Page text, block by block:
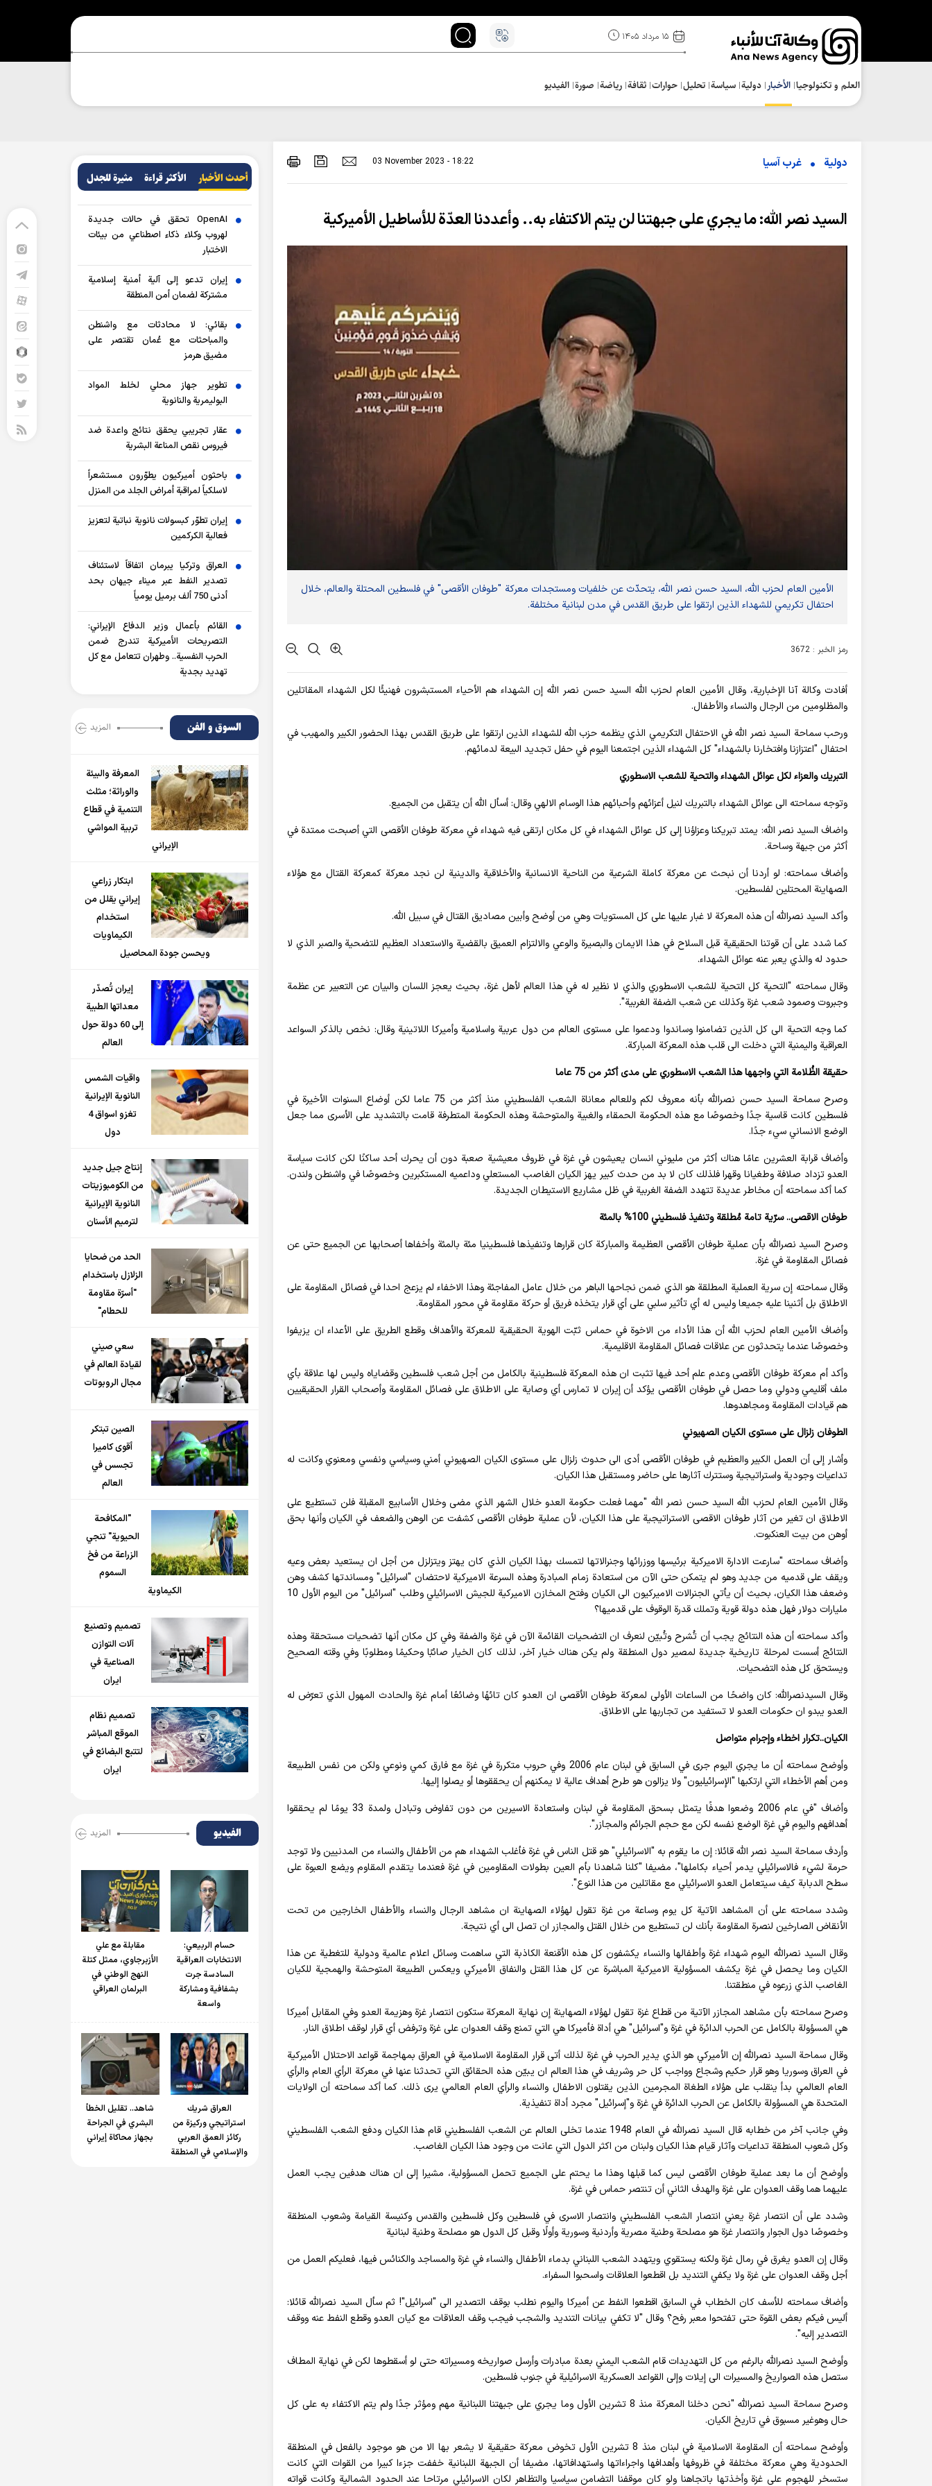
۱۵ مرداد ۱۴۰۵
العلم و تکنولوجیا الأخبار دولية سياسة تحلیل حوارات ثقافة رياضة صورة الفيديو
دولية غرب آسیا 03 November 2023 - 18:22
السيد نصر الله: ما يجري على جبهتنا لن يتم الاكتفاء به.. وأعددنا العدّة للأساطيل الأميركية
الأمين العام لحزب الله، السيد حسن نصر الله، يتحدّث عن خلفيات ومستجدات معركة "طوفان الأقصى" في فلسطين المحتلة والعالم، خلال
احتفال تكريمي للشهداء الذين ارتقوا على طريق القدس في مدن لبنانية مختلفة.
رمز الخبر : 3672
أفادت وکالة آنا الإخباریة، وقال الأمين العام لحزب الله السيد حسن نصر الله إن الشهداء هم الأحياء المستبشرون فهنيئًا لكل الشهداء المقاتلين
والمظلومين من الرجال والنساء والأطفال.
ورحب سماحة السيد نصر الله في الاحتفال التكريمي الذي ينظمه حزب الله للشهداء الذين ارتقوا على طريق القدس بهذا الحضور الكبير والمهيب في
احتفال "اعتزازنا وافتخارنا بالشهداء" كل الشهداء الذين اجتمعنا اليوم في حفل تجديد البيعة لدمائهم.
التبريك والعزاء لكل عوائل الشهداء والتحية للشعب الاسطوري
وتوجه سماحته الى عوائل الشهداء بالتبريك لنيل أعزائهم وأحبائهم هذا الوسام الالهي وقال: أسأل الله أن يتقبل من الجميع.
واضاف السيد نصر الله: يمتد تبريكنا وعزاؤنا إلى كل عوائل الشهداء في كل مكان ارتقى فيه شهداء في معركة طوفان الأقصى التي أصبحت ممتدة في
أكثر من جبهة وساحة.
وأضاف سماحته: لو أردنا أن نبحث عن معركة كاملة الشرعية من الناحية الانسانية والأخلاقية والدينية لن نجد معركة كمعركة القتال مع هؤلاء
الصهاينة المحتلين لفلسطين.
وأكد السيد نصرالله أن هذه المعركة لا غبار عليها على كل المستويات وهي من أوضح وأبين مصاديق القتال في سبيل الله.
كما شدد على أن قوتنا الحقيقية قبل السلاح في هذا الايمان والبصيرة والوعي والالتزام العميق بالقضية والاستعداد العظيم للتضحية والصبر الذي لا
حدود له والذي يعبر عنه عوائل الشهداء.
وقال سماحته "التحية كل التحية للشعب الاسطوري والذي لا نظير له في هذا العالم لأهل غزة، بحيث يعجز اللسان والبيان عن التعبير عن عظمة
وجبروت وصمود شعب غزة وكذلك عن شعب الضفة الغربية".
كما وجه التحية الى كل الذين تضامنوا وساندوا ودعموا على مستوى العالم من دول عربية واسلامية وأميركا اللاتينية وقال: نخص بالذكر السواعد
العراقية واليمنية التي دخلت الى قلب هذه المعركة المباركة.
حقيقة الظُلامة التي واجهها هذا الشعب الاسطوري على مدى أكثر من 75 عاما
وصرح سماحة السيد حسن نصرالله بأنه معروف لكم وللعالم معاناة الشعب الفلسطيني منذ أكثر من 75 عاما لكن أوضاع السنوات الأخيرة في
فلسطين كانت قاسية جدًا وخصوصًا مع هذه الحكومة الحمقاء والغبية والمتوحشة وهذه الحكومة المتطرفة قامت بالتشديد على الأسرى مما جعل
الوضع الانساني سيء جدًا.
وأضاف قرابة العشرين عامًا هناك أكثر من مليوني انسان يعيشون في غزة في ظروف معيشية صعبة دون أن يحرك أحد ساكنًا لكن كانت سياسة
العدو تزداد صلافة وطغيانا وقهرا فلذلك كان لا بد من حدث كبير يهز الكيان الغاصب المستعلي وداعميه المستكبرين وخصوصًا في واشنطن ولندن.
كما أكد سماحته أن مخاطر عديدة تتهدد الضفة الغربية في ظل مشاريع الاستيطان الجديدة.
طوفان الاقصى.. سرّية تامة مُطلقة وتنفيذ فلسطيني 100% بالمئة
وصرح السيد نصرالله بأن عملية طوفان الأقصى العظيمة والمباركة كان قرارها وتنفيذها فلسطينيا مئة بالمئة وأخفاها أصحابها عن الجميع حتى عن
فصائل المقاومة في غزة.
وقال سماحته إن سرية العملية المطلقة هو الذي ضمن نجاحها الباهر من خلال عامل المفاجئة وهذا الاخفاء لم يزعج احدا في فصائل المقاومة على
الاطلاق بل أثنينا عليه جميعا وليس له أي تأثير سلبي على أي قرار يتخذه فريق أو حركة مقاومة في محور المقاومة.
وأضاف الأمين العام لحزب الله أن هذا الأداء من الاخوة في حماس ثبّت الهوية الحقيقية للمعركة والأهداف وقطع الطريق على الأعداء ان يزيفوا
وخصوصًا عندما يتحدثون عن علاقات فصائل المقاومة الاقليمية.
وأكد أم معركة طوفان الأقصى وعدم علم أحد فيها تثبت ان هذه المعركة فلسطينية بالكامل من أجل شعب فلسطين وقضاياه وليس لها علاقة بأي
ملف أقليمي ودولي وما حصل في طوفان الأقصى يؤكد أن إيران لا تمارس أي وصاية على الاطلاق على فصائل المقاومة وأصحاب القرار الحقيقيين
هم قيادات المقاومة ومجاهدوها.
الطوفان زلزال على مستوى الكيان الصهيوني
وأشار إلى أن العمل الكبير والعظيم في طوفان الأقصى أدى الى حدوث زلزال على مستوى الكيان الصهيوني أمني وسياسي ونفسي ومعنوي وكانت له
تداعيات وجودية واستراتيجية وستترك آثارها على حاضر ومستقبل هذا الكيان.
وقال الأمين العام لحزب الله السيد حسن نصر الله "مهما فعلت حكومة العدو خلال الشهر الذي مضى وخلال الأسابيع المقبلة فلن تستطيع على
الاطلاق ان تغير من آثار طوفان الاقصى الاستراتيجية على هذا الكيان، لأن عملية طوفان الأقصى كشفت عن الوهن والضعف في الكيان وأنها بحق
أوهن من بيت العنكبوت.
وأضاف سماحته "سارعت الادارة الاميركية برئيسها ووزرائها وجنرالاتها لتمسك بهذا الكيان الذي كان يهتز ويتزلزل من أجل ان يستعيد بعض وعيه
ويقف على قدميه من جديد وهو لم يتمكن حتى الآن من استعادة زمام المبادرة وهذه السرعة الاميركية لاحتضان "اسرائيل" ومساندتها كشف وهن
وضعف هذا الكيان، بحيث أن يأتي الجنرالات الاميركيون الى الكيان وفتح المخازن الاميركية للجيش الاسرائيلي وطلب "اسرائيل" من اليوم الأول 10
مليارات دولار فهل هذه دولة قوية وتملك قدرة الوقوف على قدميها؟
وأكد سماحته أن هذه النتائج يجب أن تُشرح وتُبيّن لنعرف ان التضحيات القائمة الآن في غزة والضفة وفي كل مكان أنها تضحيات مستحقة وهذه
النتائج أسست لمرحلة تاريخية جديدة لمصير دول المنطقة ولم يكن هناك خيار آخر، لذلك كان الخيار صائبًا وحكيمًا ومطلوبًا وفي وقته الصحيح
ويستحق كل هذه التضحيات.
وقال السيدنصرالله: كان واضحًا من الساعات الأولى لمعركة طوفان الأقصى ان العدو كان تائهًا وضائعًا أمام غزة والحادث المهول الذي تعرّض له
العدو يبدو ان حكومات العدو لا تستفيد من تجاربها على الاطلاق.
الكيان..تكرار اخطاء وإجرام متواصل
وأوضح سماحته أن ما يجري اليوم جرى في السابق في لبنان عام 2006 وفي حروب متكررة في غزة مع فارق كمي ونوعي ولكن من نفس الطبيعة
ومن أهم الأخطاء التي ارتكبها "الإسرائيليون" ولا يزالون هو طرح أهداف عالية لا يمكنهم أن يحققوها أو يصلوا إليها.
وأضاف "في عام 2006 وضعوا هدفًا يتمثل بسحق المقاومة في لبنان واستعادة الاسيرين من دون تفاوض وتبادل ولمدة 33 يومًا لم يحققوا
أهدافهم واليوم في غزة الوضع نفسه لكن مع حجم الجرائم والمجازر".
وأردف سماحة السيد نصر الله قائلا: إن ما يقوم به "الاسرائيلي" هو قتل الناس في غزة فأغلب الشهداء هم من الأطفال والنساء من المدنيين ولا توجد
حرمة لشيء فالاسرائيلي يدمر أحياء بكاملها"، مضيفا "كلنا شاهدنا بأم العين بطولات المقاومين في غزة فعندما يتقدم المقاوم ويضع العبوة على
سطح الدبابة كيف سيتعامل العدو الاسرائيلي مع مقاتلين من هذا النوع".
وشدد سماحته على أن المشاهد الآتية كل يوم وساعة من غزة تقول لهؤلاء الصهاينة ان مشاهد الرجال والنساء والأطفال الخارجين من تحت
الأنقاض الصارخين لنصرة المقاومة بأنك لن تستطيع من خلال القتل والمجازر ان تصل الى أي نتيجة.
وقال السيد نصرالله اليوم شهداء غزة وأطفالها والنساء يكشفون كل هذه الأقنعة الكاذبة التي ساهمت وسائل اعلام عالمية ودولية للتغطية عن هذا
الكيان وما يحصل في غزة يكشف المسؤولية الاميركية المباشرة عن كل هذا القتل والنفاق الأميركي ويعكس الطبيعة المتوحشة والهمجية للكيان
الغاصب الذي زرعوه في منطقتنا.
وصرح سماحته بأن مشاهد المجازر الآتية من قطاع غزة تقول لهؤلاء الصهاينة إن نهاية المعركة ستكون انتصار غزة وهزيمة العدو وفي المقابل أميركا
هي المسؤولة بالكامل عن الحرب الدائرة في غزة و"اسرائيل" هي أداة فأميركا هي التي تمنع وقف العدوان على غزة وترفض أي قرار لوقف اطلاق النار.
وقال سماحة السيد نصرالله إن الأميركي هو الذي يدير الحرب في غزة لذلك أتى قرار المقاومة الاسلامية في العراق بمهاجمة قواعد الاحتلال الأميركية
في العراق وسوريا وهو قرار حكيم وشجاع وواجب كل حر وشريف في هذا العالم ان يبيّن هذه الحقائق التي تحدثنا عنها في معركة الرأي العام والرأي
العام العالمي بدأ ينقلب على هؤلاء الطغاة المجرمين الذين يقتلون الاطفال والنساء والرأي العام العالمي يرى ذلك. كما أكد سماحته أن الولايات
المتحدة هي المسؤولة بالكامل عن الحرب الدائرة في غزة و"إسرائيل" مجرد أداة تنفيذية.
وفي جانب آخر من خطابه قال السيد نصرالله في العام 1948 عندما تخلى العالم عن الشعب الفلسطيني قام هذا الكيان ودفع الشعب الفلسطيني
وكل شعوب المنطقة تداعيات وآثار قيام هذا الكيان ولبنان من اكثر الدول التي عانت من وجود هذا الكيان الغاصب.
وأوضح أن ما بعد عملية طوفان الأقصى ليس كما قبلها وهذا ما يحتم على الجميع تحمل المسؤولية، مشيرا إلى ان هناك هدفين يجب العمل
عليهما هما وقف العدوان على غزة والهدف الثاني أن تنتصر حماس في غزة.
وشدد على أن انتصار غزة يعني انتصار الشعب الفلسطيني وانتصار الاسرى في فلسطين وكل فلسطين والقدس وكنيسة القيامة وشعوب المنطقة
وخصوصًا دول الجوار وانتصار غزة هو مصلحة وطنية مصرية وأردنية وسورية وأولًا وقبل كل الدول هو مصلحة وطنية لبنانية
وقال إن العدو يغرق في رمال غزة ولكنه يستقوي ويتهدد الشعب اللبناني بدماء الأطفال والنساء في غزة والمساجد والكنائس فيها، فعليكم العمل من
أجل وقف العدوان على غزة ولا يكفي التنديد بل اقطعوا العلاقات واسحبوا السفراء.
وأضاف سماحته للأسف كان الخطاب في السابق اقطعوا النفط عن أميركا واليوم نطلب بوقف التصدير الى "اسرائيل"! ثم سأل السيد نصرالله قائلا:
أليس فيكم بعض القوة حتى تفتحوا معبر رفح؟ وقال "لا تكفي بيانات التنديد والشجب فيجب وقف العلاقات مع كيان العدو وقطع النفط عنه ووقف
التصدير إليه".
وأوضح السيد نصرالله بالرغم من كل التهديدات قام الشعب اليمني بعدة مبادرات وأرسل صواريخه ومسيراته حتى لو أسقطوها لكن في نهاية المطاف
ستصل هذه الصواريخ والمسيرات الى إيلات وإلى القواعد العسكرية الاسرائيلية في جنوب فلسطين.
وصرح سماحة السيد نصرالله "نحن دخلنا المعركة منذ 8 تشرين الأول وما يجري على جبهتنا اللبنانية مهم ومؤثر جدًا ولم يتم الاكتفاء به على كل
حال وهوغير مسبوق في تاريخ الكيان.
وأوضح سماحته أن المقاومة الاسلامية في لبنان منذ 8 تشرين الأول تخوض معركة حقيقية لا يشعر بها الا من هو موجود بالفعل في المنطقة
الحدودية وهي معركة مختلفة في ظروفها وأهدافها واجراءاتها واستهدافاتها، مضيفا أن الجبهة اللبنانية خففت جزءا كبيرا من القوات التي كانت
ستسخر للهجوم على غزة وأخذتها باتجاهنا ولو كان موقفنا التضامن سياسيا والتظاهر لكان الاسرائيلي مرتاحا عند الحدود الشمالية وكانت قواته
أحدث الأخبار الأکثر قراءة مثيرة للجدل
OpenAI تحقق في حالات جديدة
لهروب وكلاء ذكاء اصطناعي من بيئات
الاختبار
إيران تدعو إلى آلية أمنية إسلامية
مشتركة لضمان أمن المنطقة
بقائي: لا محادثات مع واشنطن
والمباحثات مع عُمان تقتصر على
مضيق هرمز
تطوير جهاز محلي لخلط المواد
البوليمرية والنانوية
عقار تجريبي يحقق نتائج واعدة ضد
فيروس نقص المناعة البشرية
باحثون أميركيون يطوّرون مستشعراً
لاسلكياً لمراقبة أمراض الجلد من المنزل
إيران تطوّر كبسولات نانوية نباتية لتعزيز
فعالية الكركمين
العراق وتركيا يبرمان اتفاقاً لاستئناف
تصدير النفط عبر ميناء جيهان بحد
أدنى 750 ألف برميل يومياً
القائم بأعمال وزير الدفاع الإيراني:
التصريحات الأميركية تندرج ضمن
الحرب النفسية.. وطهران تتعامل مع كل
تهديد بجدية
السوق و الفن المزید
المعرفة والبيئة
والوراثة؛ مثلث
التنمية في قطاع
تربية المواشي
الإيراني
ابتكار زراعي
إيراني يقلل من
استخدام
الكيماويات
ويحسن جودة المحاصيل
إيران تُصدّر
معداتها الطبية
إلى 60 دولة حول
العالم
واقيات الشمس
النانوية الإيرانية
تغزو اسواق 4
دول
إنتاج جيل جديد
من الكومبوزيتات
النانوية الإيرانية
لترميم الأسنان
الحد من ضحايا
الزلازل باستخدام
"أسرّة مقاومة
للحطام"
سعي صيني
لقيادة العالم في
مجال الروبوتات
الصين تبتكر
أقوى كاميرا
تجسس في
العالم
"المكافحة
الحيوية" تنجي
الزراعة من فخ
السموم
الكيماوية
تصميم وتصنيع
آلات التوازن
الصناعية في
ايران
تصميم نظام
الموقع المباشر
لتتبع البضائع في
ايران
الفیدیو المزید
حسام الربیعي:
الانتخابات العراقية
السادسة جرت
بشفافية ومشاركة
واسعة
مقابلة مع علي
الأزبرجاوي، ممثل كتلة
النهج الوطني في
البرلمان العراقي
العراق شريك
استراتيجي وركيزة من
ركائز العمق العربي
والإسلامي في المنطقة
شاهد.. تقليل الخطأ
البشري في الجراحة
بجهاز محاكاة إيراني